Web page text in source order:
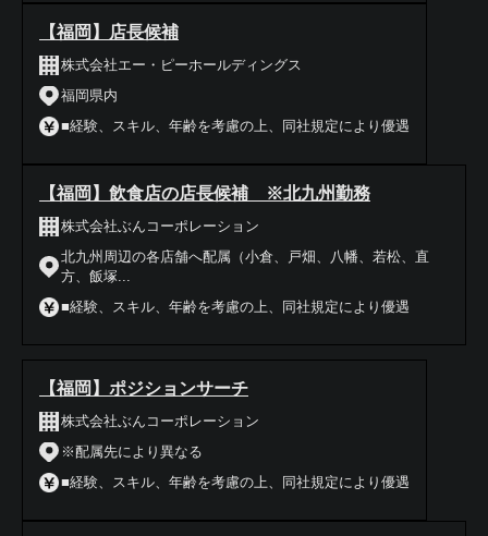
【福岡】店長候補
株式会社エー・ピーホールディングス
福岡県内
■経験、スキル、年齢を考慮の上、同社規定により優遇
【福岡】飲食店の店長候補 ※北九州勤務
株式会社ぶんコーポレーション
北九州周辺の各店舗へ配属（小倉、戸畑、八幡、若松、直
方、飯塚...
■経験、スキル、年齢を考慮の上、同社規定により優遇
【福岡】ポジションサーチ
株式会社ぶんコーポレーション
※配属先により異なる
■経験、スキル、年齢を考慮の上、同社規定により優遇